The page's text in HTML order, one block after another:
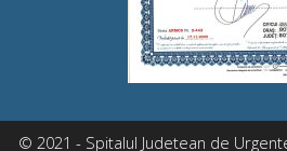
© 2021 - Spitalul Judetean de